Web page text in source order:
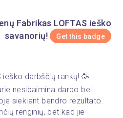
Fabrikas LOFTAS ieško
savanorių!
Get this badge
ieško darbščių rankų! 🥳
nesibaimina darbo bei
siekiant bendro rezultato.
renginių, bet kad jie